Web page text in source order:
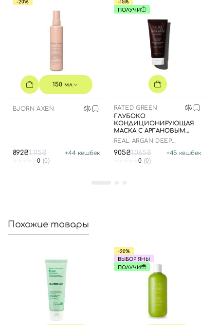
-20%
150 мл
BJORN AXEN
892₴1,115₴ +44 кешбек
0 (0)
-15%
ПОЛУЧИ
RATED GREEN
ГЛУБОКО
КОНДИЦИОНИРУЮЩАЯ
МАСКА С АРГАНОВЫМ
МАСЛОМ, 200 МЛ
REAL ARGAN DEEP
905₴1,065₴ +45 кешбек
0 (0)
Похожие товары
-20%
ВЫБОР ЯНЫ
ПОЛУЧИ
Регистрация